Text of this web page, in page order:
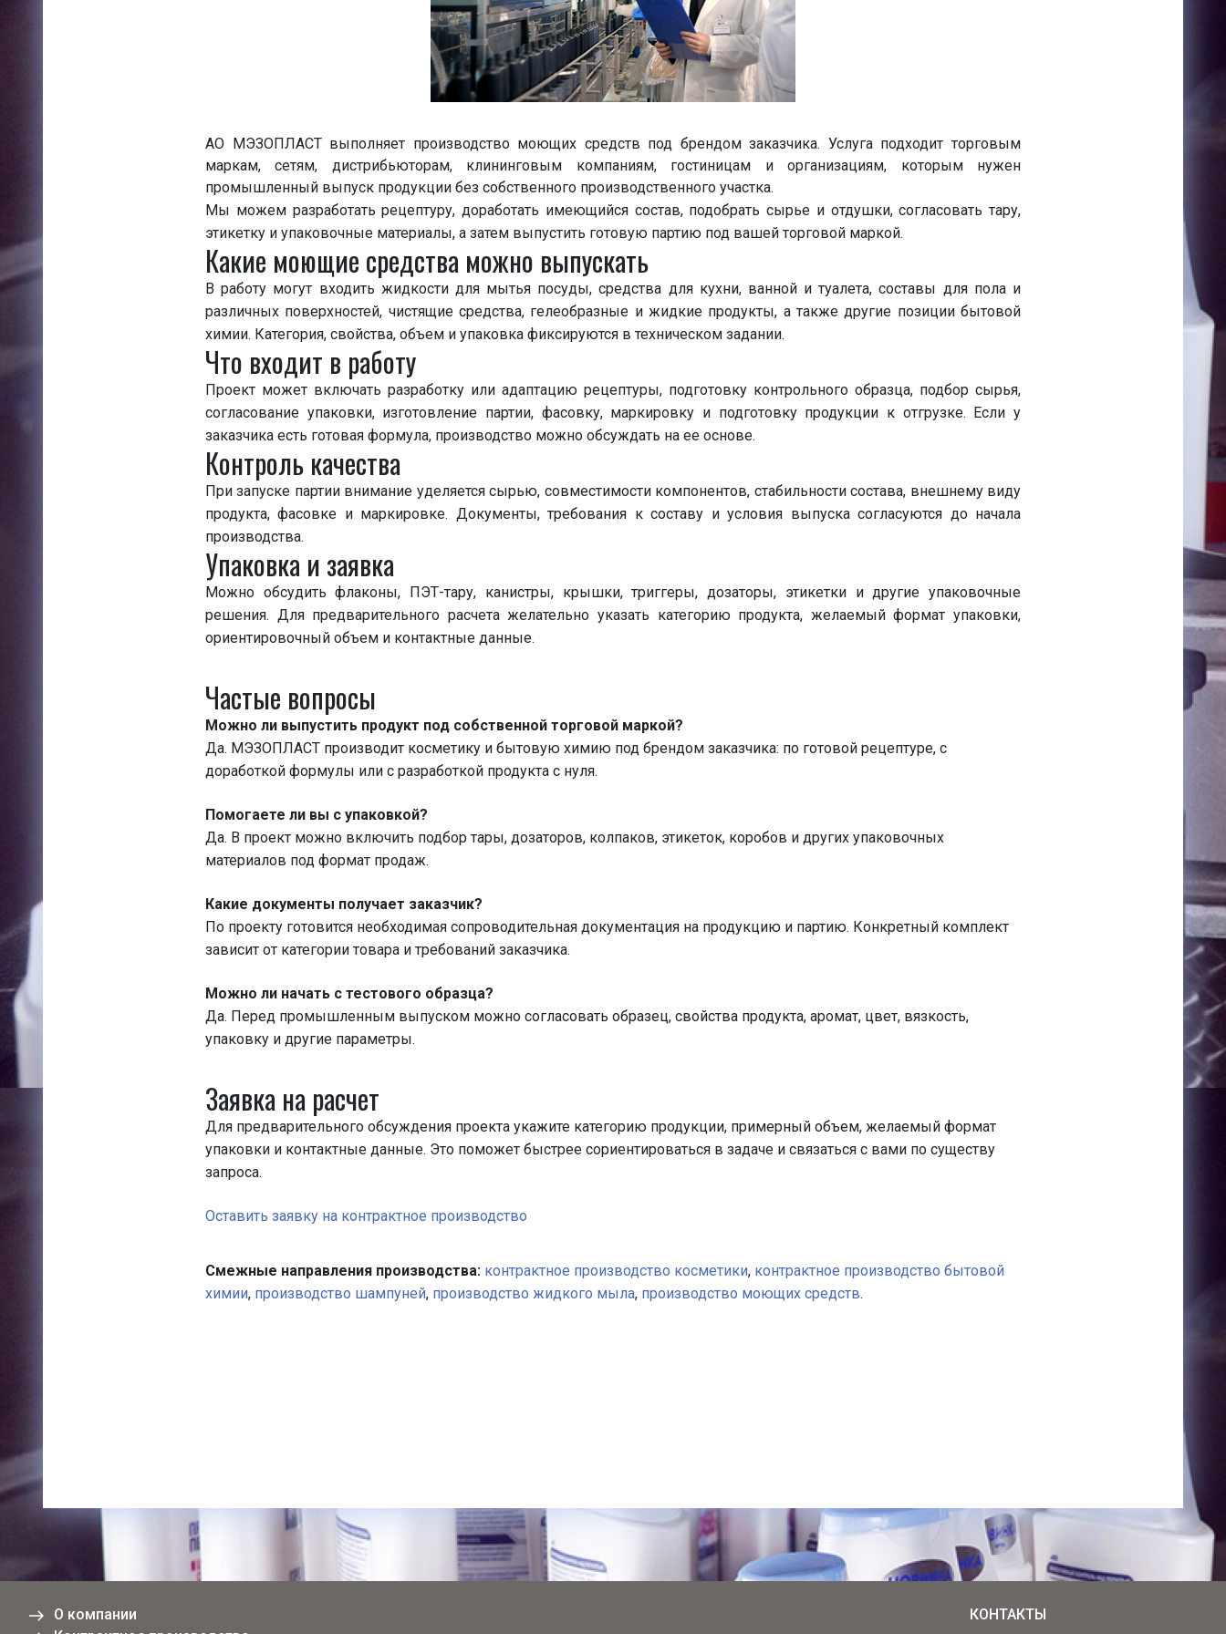
АО МЭЗОПЛАСТ выполняет производство моющих средств под брендом заказчика. Услуга подходит торговым
маркам, сетям, дистрибьюторам, клининговым компаниям, гостиницам и организациям, которым нужен
промышленный выпуск продукции без собственного производственного участка.
Мы можем разработать рецептуру, доработать имеющийся состав, подобрать сырье и отдушки, согласовать тару,
этикетку и упаковочные материалы, а затем выпустить готовую партию под вашей торговой маркой.
Какие моющие средства можно выпускать
В работу могут входить жидкости для мытья посуды, средства для кухни, ванной и туалета, составы для пола и
различных поверхностей, чистящие средства, гелеобразные и жидкие продукты, а также другие позиции бытовой
химии. Категория, свойства, объем и упаковка фиксируются в техническом задании.
Что входит в работу
Проект может включать разработку или адаптацию рецептуры, подготовку контрольного образца, подбор сырья,
согласование упаковки, изготовление партии, фасовку, маркировку и подготовку продукции к отгрузке. Если у
заказчика есть готовая формула, производство можно обсуждать на ее основе.
Контроль качества
При запуске партии внимание уделяется сырью, совместимости компонентов, стабильности состава, внешнему виду
продукта, фасовке и маркировке. Документы, требования к составу и условия выпуска согласуются до начала
производства.
Упаковка и заявка
Можно обсудить флаконы, ПЭТ-тару, канистры, крышки, триггеры, дозаторы, этикетки и другие упаковочные
решения. Для предварительного расчета желательно указать категорию продукта, желаемый формат упаковки,
ориентировочный объем и контактные данные.
Частые вопросы
Можно ли выпустить продукт под собственной торговой маркой?
Да. МЭЗОПЛАСТ производит косметику и бытовую химию под брендом заказчика: по готовой рецептуре, с
доработкой формулы или с разработкой продукта с нуля.
Помогаете ли вы с упаковкой?
Да. В проект можно включить подбор тары, дозаторов, колпаков, этикеток, коробов и других упаковочных
материалов под формат продаж.
Какие документы получает заказчик?
По проекту готовится необходимая сопроводительная документация на продукцию и партию. Конкретный комплект
зависит от категории товара и требований заказчика.
Можно ли начать с тестового образца?
Да. Перед промышленным выпуском можно согласовать образец, свойства продукта, аромат, цвет, вязкость,
упаковку и другие параметры.
Заявка на расчет
Для предварительного обсуждения проекта укажите категорию продукции, примерный объем, желаемый формат
упаковки и контактные данные. Это поможет быстрее сориентироваться в задаче и связаться с вами по существу
запроса.
Оставить заявку на контрактное производство
Смежные направления производства: контрактное производство косметики, контрактное производство бытовой
химии, производство шампуней, производство жидкого мыла, производство моющих средств.
О компании
КОНТАКТЫ